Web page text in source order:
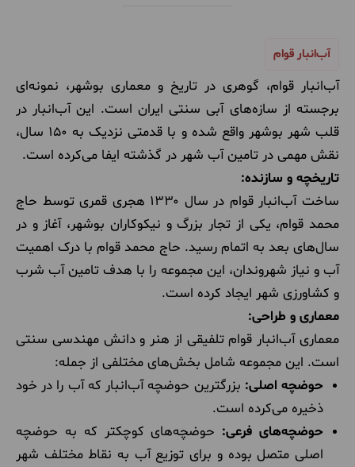
آب‌انبار قوام
آب‌انبار قوام، گوهری در تاریخ و معماری بوشهر، نمونه‌ای
برجسته از سازه‌های آبی سنتی ایران است. این آب‌انبار در
قلب شهر بوشهر واقع شده و با قدمتی نزدیک به ۱۵۰ سال،
نقش مهمی در تامین آب شهر در گذشته ایفا می‌کرده است.
تاریخچه و سازنده:
ساخت آب‌انبار قوام در سال ۱۳۳۰ هجری قمری توسط حاج
محمد قوام، یکی از تجار بزرگ و نیکوکاران بوشهر، آغاز و در
سال‌های بعد به اتمام رسید. حاج محمد قوام با درک اهمیت
آب و نیاز شهروندان، این مجموعه را با هدف تامین آب شرب
و کشاورزی شهر ایجاد کرده است.
معماری و طراحی:
معماری آب‌انبار قوام تلفیقی از هنر و دانش مهندسی سنتی
است. این مجموعه شامل بخش‌های مختلفی از جمله:
حوضچه اصلی: بزرگترین حوضچه آب‌انبار که آب را در خود
ذخیره می‌کرده است.
حوضچه‌های فرعی: حوضچه‌های کوچکتر که به حوضچه
اصلی متصل بوده و برای توزیع آب به نقاط مختلف شهر